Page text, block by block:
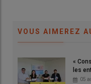
Le bien-être animal et
VOUS AIMEREZ
«
les
05